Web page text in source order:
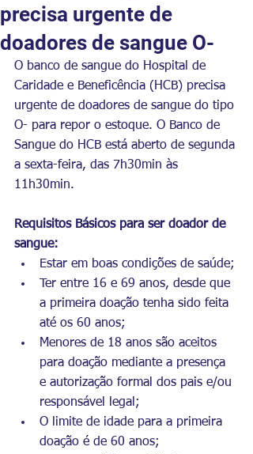
precisa urgente de
doadores de sangue O-
O banco de sangue do Hospital de
Caridade e Beneficência (HCB) precisa
urgente de doadores de sangue do tipo
O- para repor o estoque. O Banco de
Sangue do HCB está aberto de segunda
a sexta-feira, das 7h30min às
11h30min.
Requisitos Básicos para ser doador de
sangue:
Estar em boas condições de saúde;
Ter entre 16 e 69 anos, desde que
a primeira doação tenha sido feita
até os 60 anos;
Menores de 18 anos são aceitos
para doação mediante a presença
e autorização formal dos pais e/ou
responsável legal;
O limite de idade para a primeira
doação é de 60 anos;